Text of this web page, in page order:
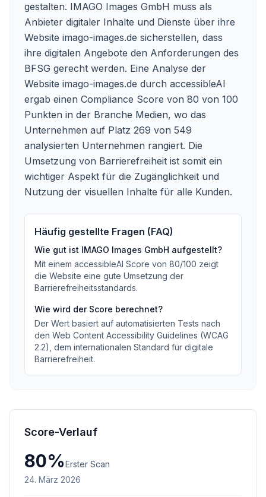
gestalten. IMAGO Images GmbH muss als
Anbieter digitaler Inhalte und Dienste über ihre
Website imago-images.de sicherstellen, dass
ihre digitalen Angebote den Anforderungen des
BFSG gerecht werden. Eine Analyse der
Website imago-images.de durch accessibleAI
ergab einen Compliance Score von 80 von 100
Punkten in der Branche Medien, wo das
Unternehmen auf Platz 269 von 549
analysierten Unternehmen rangiert. Die
Umsetzung von Barrierefreiheit ist somit ein
wichtiger Aspekt für die Zugänglichkeit und
Nutzung der visuellen Inhalte für alle Kunden.
Häufig gestellte Fragen (FAQ)
Wie gut ist IMAGO Images GmbH aufgestellt?
Mit einem accessibleAI Score von 80/100 zeigt
die Website eine gute Umsetzung der
Barrierefreiheitsstandards.
Wie wird der Score berechnet?
Der Wert basiert auf automatisierten Tests nach
den Web Content Accessibility Guidelines (WCAG
2.2), dem internationalen Standard für digitale
Barrierefreiheit.
Score-Verlauf
80%Erster Scan
24. März 2026